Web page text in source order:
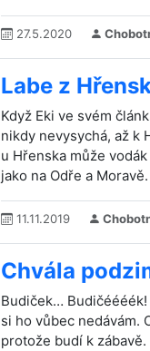
27.5.2020
Labe z
Když Eki ve svém
nikdy nevysychá, až k
u Hřenska může
jako na Odře a
11.11.2019
Chvála
Budiček…
si ho vůbec nedávám.
protože budí k